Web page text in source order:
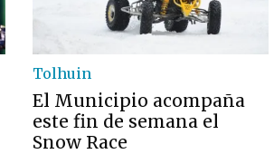
Tolhuin
El Municipio acompaña
este fin de semana el
Snow Race